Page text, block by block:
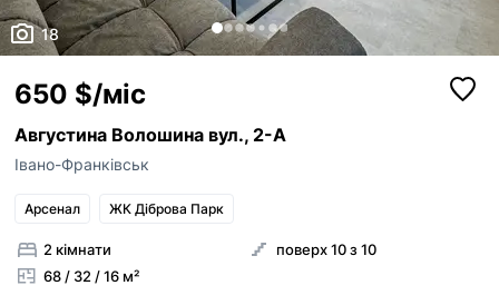
18
650 $/міс
Августина Волошина вул., 2-А
Івано-Франківськ
Арсенал ЖК Діброва Парк
2 кімнати
68 / 32 / 16 м²
поверх 10 з 10